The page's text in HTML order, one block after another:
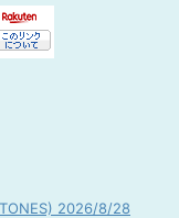
2026/8/28